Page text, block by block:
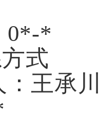
0*-*
式
：王承